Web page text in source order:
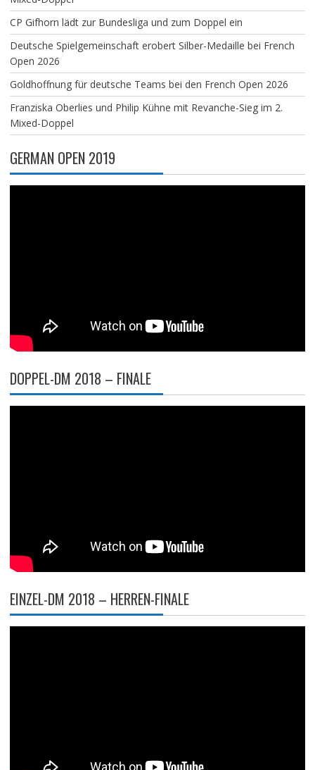
CP Gifhorn lädt zur Bundesliga und zum Doppel ein
Deutsche Spielgemeinschaft erobert Silber-Medaille bei French
Open 2026
Goldhoffnung für deutsche Teams bei den French Open 2026
Franziska Oberlies und Philip Kühne mit Revanche-Sieg im 2.
Mixed-Doppel
GERMAN OPEN 2019
DOPPEL-DM 2018 – FINALE
EINZEL-DM 2018 – HERREN-FINALE